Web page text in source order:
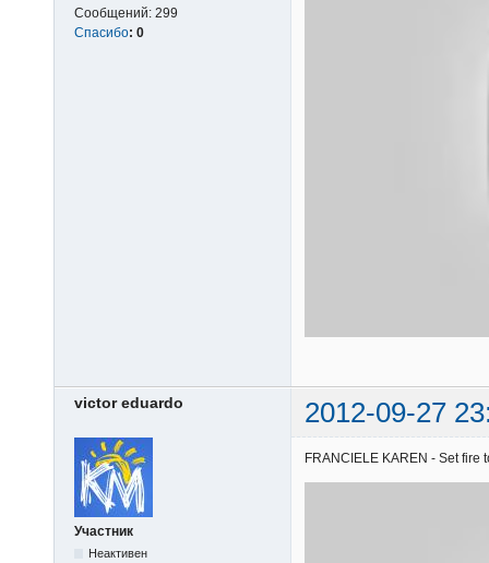
Сообщений: 299
Спасибо: 0
victor eduardo 2012-09-27
Участник
Неактивен
FRANCIELE KAREN - Set fire